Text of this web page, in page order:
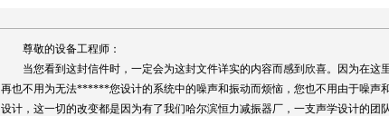
尊敬的设备工程师：
当您看到这封信件时，一定会为这封文件详实的内容而感到欣喜。因为在这
再也不用为无法******您设计的系统中的噪声和振动而烦恼，您也不用由于噪声
设计，这一切的改变都是因为有了我们哈尔滨恒力减振器厂，一支声学设计的团